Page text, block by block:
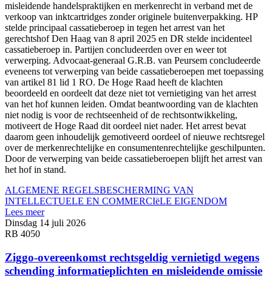
misleidende handelspraktijken en merkenrecht in verband met de
verkoop van inktcartridges zonder originele buitenverpakking. HP
stelde principaal cassatieberoep in tegen het arrest van het
gerechtshof Den Haag van 8 april 2025 en DR stelde incidenteel
cassatieberoep in. Partijen concludeerden over en weer tot
verwerping. Advocaat-generaal G.R.B. van Peursem concludeerde
eveneens tot verwerping van beide cassatieberoepen met toepassing
van artikel 81 lid 1 RO. De Hoge Raad heeft de klachten
beoordeeld en oordeelt dat deze niet tot vernietiging van het arrest
van het hof kunnen leiden. Omdat beantwoording van de klachten
niet nodig is voor de rechtseenheid of de rechtsontwikkeling,
motiveert de Hoge Raad dit oordeel niet nader. Het arrest bevat
daarom geen inhoudelijk gemotiveerd oordeel of nieuwe rechtsregel
over de merkenrechtelijke en consumentenrechtelijke geschilpunten.
Door de verwerping van beide cassatieberoepen blijft het arrest van
het hof in stand.
ALGEMENE REGELSBESCHERMING VAN
INTELLECTUELE EN COMMERCIëLE EIGENDOM
Lees meer
Dinsdag 14 juli 2026
RB 4050
Ziggo-overeenkomst rechtsgeldig vernietigd wegens
schending informatieplichten en misleidende omissie